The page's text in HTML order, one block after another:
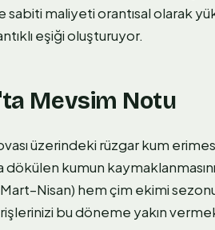
maliyeti orantısal olarak
eşiği oluşturuyor.
Mevsim Notu
üzerindeki rüzgar kum
dökülen kumun
hem çim ekimi
bu döneme yakın